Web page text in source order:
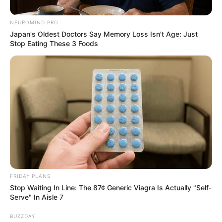
by:Admin
Se enluta el ambiente tras
el reciente triunfo de
Fátima Bosch en Miss
Universo
NEUROMIND PRO
Japan's Oldest Doctors Say Memory Loss Isn't Age: Just
Stop Eating These 3 Foods
FRIDAY PLANS
Stop Waiting In Line: The 87¢ Generic Viagra Is Actually "Self-
Serve" In Aisle 7
BUZZDAY